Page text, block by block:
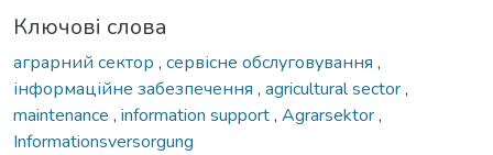
Ключові слова
аграрний сектор , сервісне обслуговування ,
інформаційне забезпечення , agricultural sector,
maintenance , information support, Agrarsektor,
Informationsversorgung